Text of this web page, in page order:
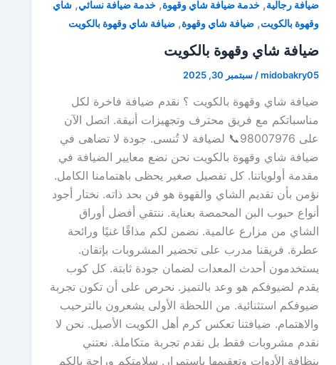
ضيافة رجالية, خدمة ضيافة شاي وقهوة, خدمة ضيافة نسائي, شاي
وقهوة بالكويت, ضيافة شاي وقهوة, ضيافة شاي وقهوة بالكويت
ضيافة شاي وقهوة بالكويت
midobakry05
/ سبتمبر 30, 2025
ضيافة شاي وقهوة بالكويت ؟ نقدم ضيافة فاخرة لكل
مناسباتكم مع فريق محترف وتجهيزات أنيقة. اتصل الآن
على 98007976📞 لضيافة لا تُنسى. جودة لا تضاهى في
ضيافة شاي وقهوة بالكويت نحن نضع معايير الضيافة في
مقدمة أولوياتنا. كل تفصيل صغير يحظى باهتمامنا الكامل.
نؤمن بأن تقديم الشاي والقهوة هو فن بحد ذاته. نختار أجود
أنواع حبوب البن المحمصة بعناية. ننتقي أفضل أوراق
الشاي من مزارع عالمية. نضمن لكم مذاقًا غنيًا ورائحة
عطرة. فريقنا مدرب على تحضير المشروبات بإتقان.
يستخدمون أحدث المعدات لضمان جودة ثابتة. كل كوب
يقدم لضيوفكم هو وعد بالتميز. نحرص على أن تكون تجربة
ضيوفكم استثنائية. من اللحظة الأولى يشعرون بالترحيب
والاهتمام. ضيافتنا تعكس كرم أهل الكويت الأصيل. نحن لا
نقدم مشروبات فقط بل نقدم تجربة متكاملة. نعتني
بنظافة الأدوات وتعقيمها باستمرار. سلامتكم وراحة بالكم